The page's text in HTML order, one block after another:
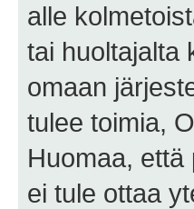
alle
tai huoltajalta
omaan
tulee toimia,
Huomaa,
ei tule ottaa